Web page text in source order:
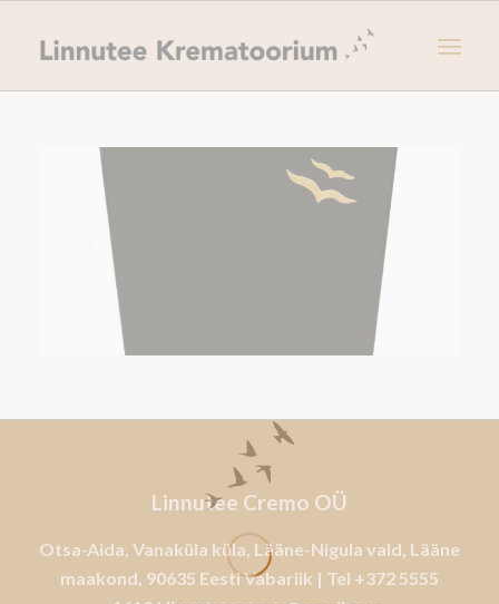
Linnutee Cremo OÜ
Otsa-Aida, Vanaküla küla, Lääne-Nigula vald, Lääne
maakond, 90635 Eesti Vabariik | Tel +372 5555